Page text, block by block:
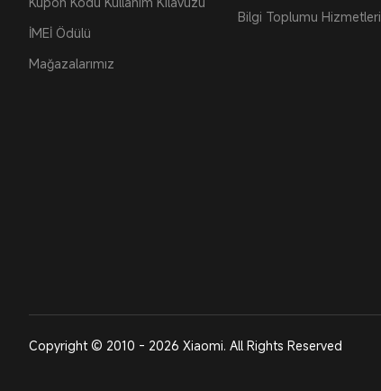
İMEİ Ödülü
Mağazalarımız
Bilgi Toplumu Hizmetleri
Copyright © 2010 - 2026 Xiaomi. All Rights Reserved